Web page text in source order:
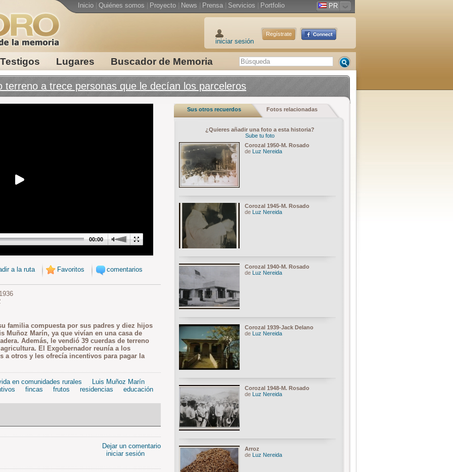
Testigos Lugares Buscador de Memoria
Inicio Quiénes somos Proyecto News Prensa Servicios Portfolio PR
iniciar sesión
Regístrate
terreno a trece personas que le decían los parceleros
00:00
a la ruta Favoritos comentarios
familia compuesta por sus padres y diez hijos
Muñoz Marín, ya que vivían en una casa de
Además, le vendió 39 cuerdas de terreno
El Exgobernador reunía a los
a otros y les ofrecía incentivos para pagar la
en comunidades rurales
Luis Muñoz Marín
fincas frutos residencias educación
Dejar un comentario
iniciar sesión
Sus otros recuerdos Fotos relacionadas
¿Quieres añadir una foto a esta historia?
Sube tu foto
Corozal 1950-M. Rosado
de Luz Nereida
Corozal 1945-M. Rosado
de Luz Nereida
Corozal 1940-M. Rosado
de Luz Nereida
Corozal 1939-Jack Delano
de Luz Nereida
Corozal 1948-M. Rosado
de Luz Nereida
Arroz
de Luz Nereida